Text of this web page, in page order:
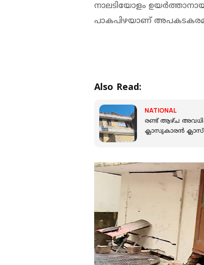
നാലടിയോളം
പാകപിഴയാണ്
Also Read:
NATIONAL
രണ്ട് ആഴ്ച
ക്ലാസുകാരന്‍